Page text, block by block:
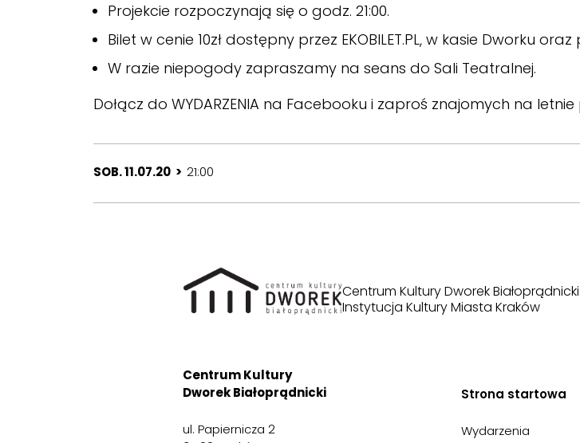
Projekcie rozpoczynają się o godz. 21:00.
Bilet w cenie 10zł dostępny przez EKOBILET.PL, w kasie Dworku
W razie niepogody zapraszamy na seans do Sali Teatralnej.
Dołącz do WYDARZENIA na Facebooku i zaproś znajomych na letnie
SOB. 11.07.20 > 21:00
Centrum Kultury Dworek Białoprądnicki
Instytucja Kultury Miasta Kraków
Centrum Kultury
Dworek Białoprądnicki
ul. Papiernicza 2
Strona startowa
Wydarzenia